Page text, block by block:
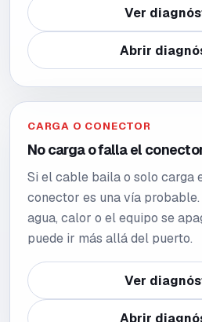
Ver
Abrir
CARGA O CONECTOR
No carga o falla el
Si el cable baila o solo carga
conector es una vía probable.
agua, calor o el equipo se
puede ir más allá del puerto.
Ver
Abrir